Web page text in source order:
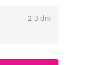
2-3 dni